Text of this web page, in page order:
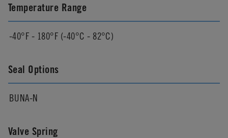
Temperature Range
-40°F - 180°F (-40°C - 82°C)
Seal Options
BUNA-N
Valve Spring